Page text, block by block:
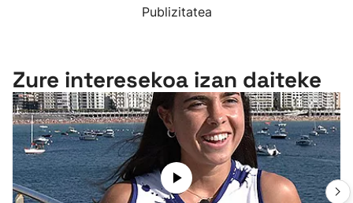
Publizitatea
Zure interesekoa izan daiteke